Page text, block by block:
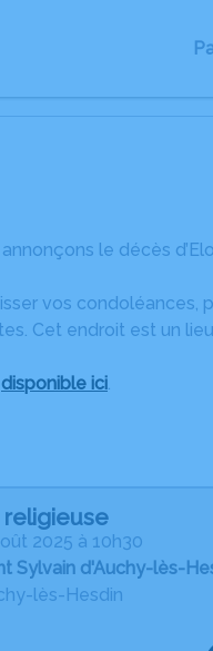
le décès
vos
Cet endroit est un
disponible ici.
2025 à 10h30
Sylvain d'Auchy-lès-
lès-Hesdin